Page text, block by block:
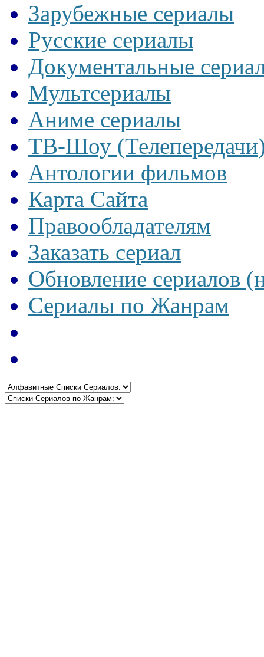
Зарубежные сериалы
Русские сериалы
Документальные
Мультсериалы
Аниме сериалы
ТВ-Шоу
Антологии фильмов
Карта Сайта
Правообладателям
Заказать сериал
Обновление сериалов
Сериалы по Жанрам